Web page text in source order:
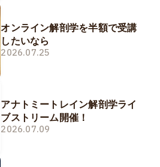
オンライン解剖学を半額で受講
したいなら
2026.07.25
アナトミートレイン解剖学ライ
ブストリーム開催！
2026.07.09